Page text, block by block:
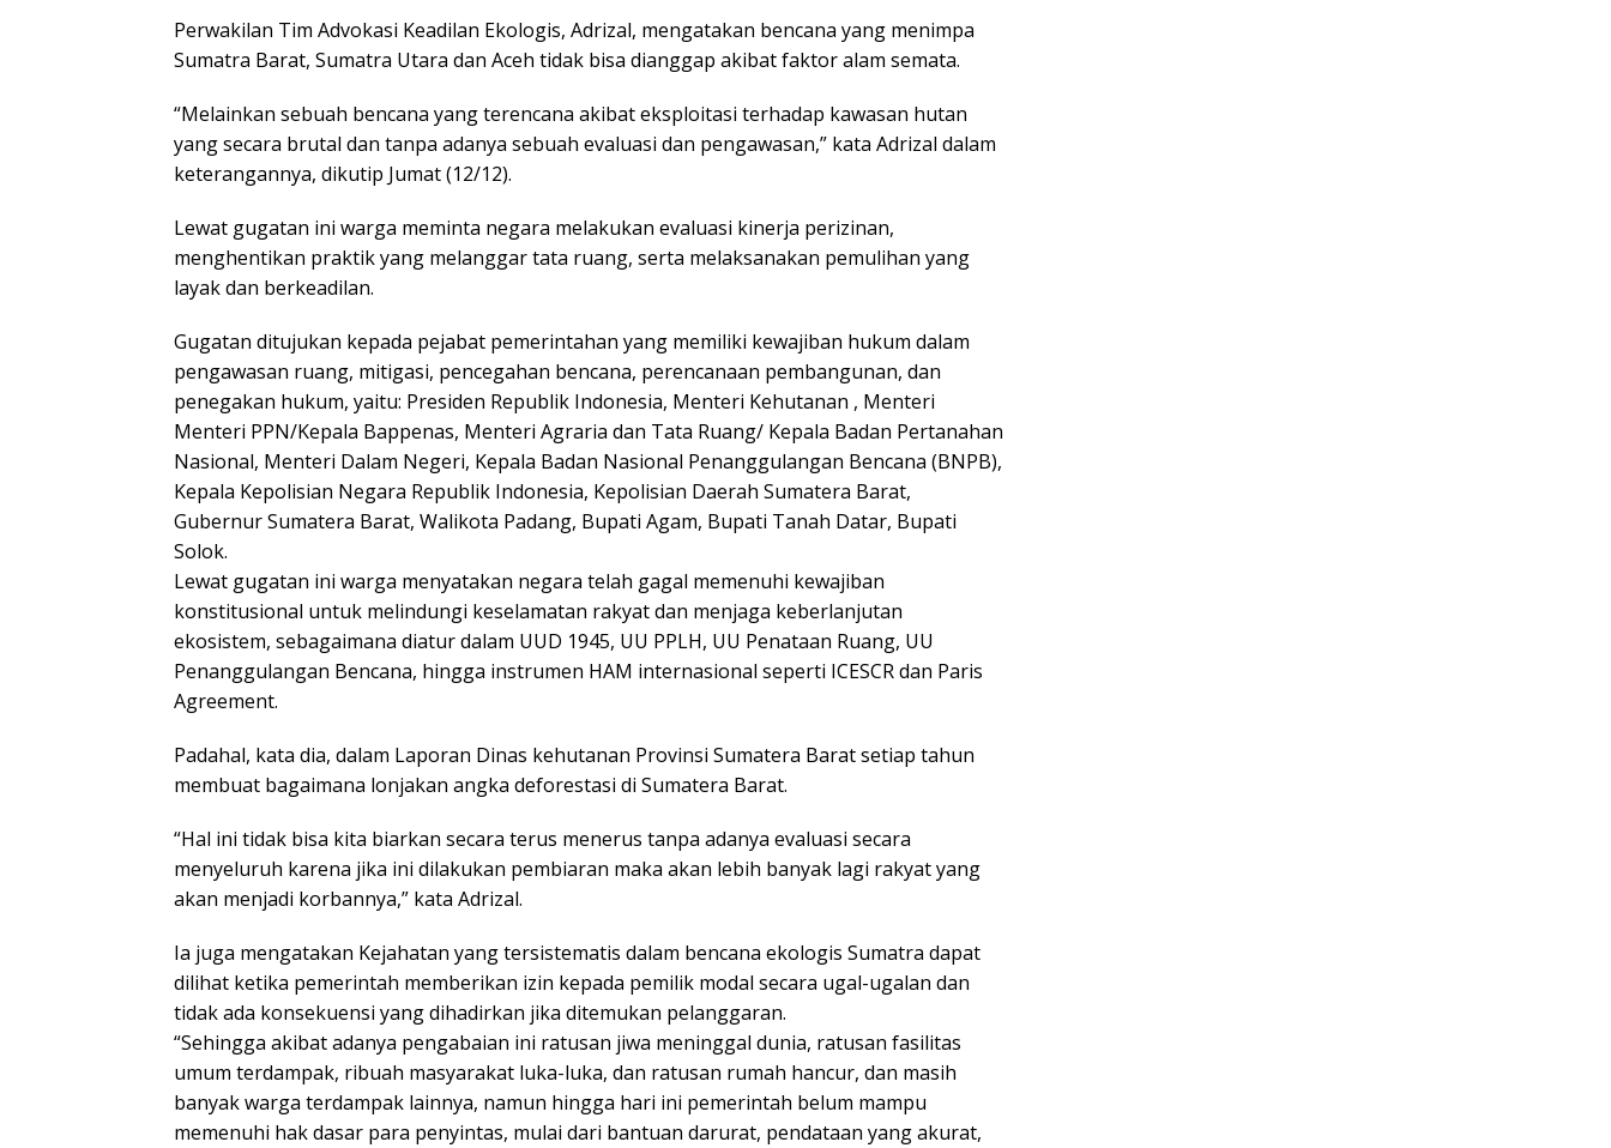
Perwakilan Tim Advokasi Keadilan Ekologis, Adrizal, mengatakan bencana yang menimpa
Sumatra Barat, Sumatra Utara dan Aceh tidak bisa dianggap akibat faktor alam semata.
“Melainkan sebuah bencana yang terencana akibat eksploitasi terhadap kawasan hutan
yang secara brutal dan tanpa adanya sebuah evaluasi dan pengawasan,” kata Adrizal dalam
keterangannya, dikutip Jumat (12/12).
Lewat gugatan ini warga meminta negara melakukan evaluasi kinerja perizinan,
menghentikan praktik yang melanggar tata ruang, serta melaksanakan pemulihan yang
layak dan berkeadilan.
Gugatan ditujukan kepada pejabat pemerintahan yang memiliki kewajiban hukum dalam
pengawasan ruang, mitigasi, pencegahan bencana, perencanaan pembangunan, dan
penegakan hukum, yaitu: Presiden Republik Indonesia, Menteri Kehutanan , Menteri
Menteri PPN/Kepala Bappenas, Menteri Agraria dan Tata Ruang/ Kepala Badan Pertanahan
Nasional, Menteri Dalam Negeri, Kepala Badan Nasional Penanggulangan Bencana (BNPB),
Kepala Kepolisian Negara Republik Indonesia, Kepolisian Daerah Sumatera Barat,
Gubernur Sumatera Barat, Walikota Padang, Bupati Agam, Bupati Tanah Datar, Bupati
Solok.
Lewat gugatan ini warga menyatakan negara telah gagal memenuhi kewajiban
konstitusional untuk melindungi keselamatan rakyat dan menjaga keberlanjutan
ekosistem, sebagaimana diatur dalam UUD 1945, UU PPLH, UU Penataan Ruang, UU
Penanggulangan Bencana, hingga instrumen HAM internasional seperti ICESCR dan Paris
Agreement.
Padahal, kata dia, dalam Laporan Dinas kehutanan Provinsi Sumatera Barat setiap tahun
membuat bagaimana lonjakan angka deforestasi di Sumatera Barat.
“Hal ini tidak bisa kita biarkan secara terus menerus tanpa adanya evaluasi secara
menyeluruh karena jika ini dilakukan pembiaran maka akan lebih banyak lagi rakyat yang
akan menjadi korbannya,” kata Adrizal.
Ia juga mengatakan Kejahatan yang tersistematis dalam bencana ekologis Sumatra dapat
dilihat ketika pemerintah memberikan izin kepada pemilik modal secara ugal-ugalan dan
tidak ada konsekuensi yang dihadirkan jika ditemukan pelanggaran.
“Sehingga akibat adanya pengabaian ini ratusan jiwa meninggal dunia, ratusan fasilitas
umum terdampak, ribuah masyarakat luka-luka, dan ratusan rumah hancur, dan masih
banyak warga terdampak lainnya, namun hingga hari ini pemerintah belum mampu
memenuhi hak dasar para penyintas, mulai dari bantuan darurat, pendataan yang akurat,